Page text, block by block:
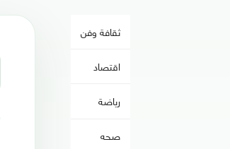
ثقافة وفن
اقتصاد
رياضة
صحه